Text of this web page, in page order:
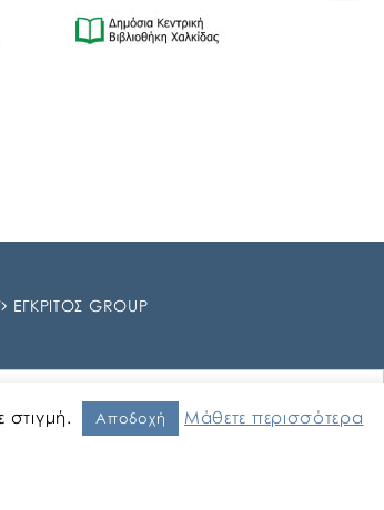
ΕΓΚΡΙΤΟΣ GROUP
στιγμή. Αποδοχή Μάθετε περισσότερα